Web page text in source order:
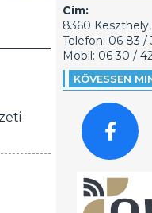
Cím:
8360
Telefon: 06 83 /
Mobil: 06 30 /
KÖVESSEN